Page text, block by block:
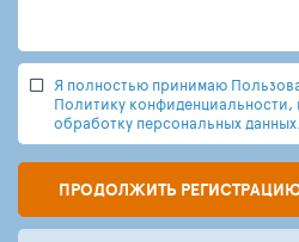
Я полностью принимаю
Политику конфиденциальности,
обработку персональных данных.
ПРОДОЛЖИТЬ